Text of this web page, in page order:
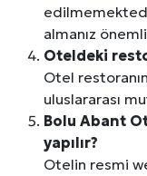
almanız
Oteldeki
Otel
uluslararası
Bolu Abant
yapılır?
Otelin resmi